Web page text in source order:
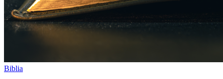
Biblia